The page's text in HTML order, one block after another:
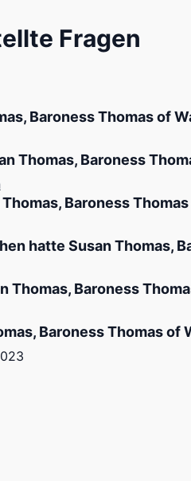
Fragen
Baroness Thomas of
Thomas, Baroness
Baroness
hatte Susan Thomas,
Thomas, Baroness
Baroness Thomas of